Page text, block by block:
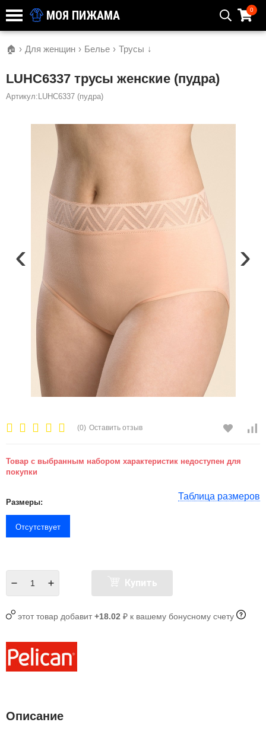
МОЯ ПИЖАМА 0
🏠 › Для женщин › Белье › Трусы ↓
LUHC6337 трусы женские (пудра)
Артикул:LUHC6337 (пудра)
‹ ›
(0) Оставить отзыв
Товар с выбранным набором характеристик недоступен для
покупки
Таблица размеров
Размеры:
Отсутствует
Купить
этот товар добавит+18.02 ₽ к вашему бонусному счету
Описание